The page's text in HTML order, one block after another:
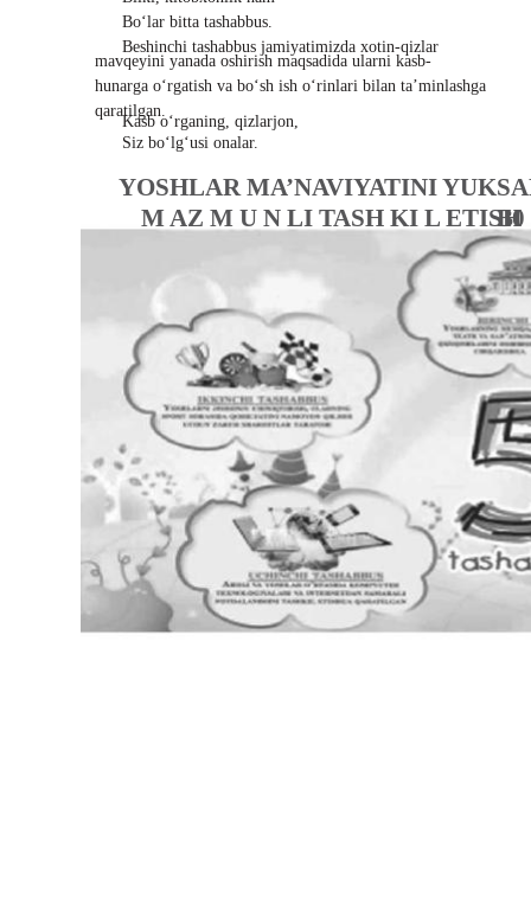
Bo‘lar bitta tashabbus.
Beshinchi tashabbus jamiyatimizda xotin-qizlar
mavqeyini yanada oshirish maqsadida ularni kasb-
hunarga o‘rgatish va bo‘sh ish o‘rinlari bilan ta’minlashga
qaratilgan.
Kasb o‘rganing, qizlarjon,
Siz bo‘lg‘usi onalar.
YOSHLAR MA’NAVIYATINI
M AZ M U N LI TASH KI L ETISH
В0